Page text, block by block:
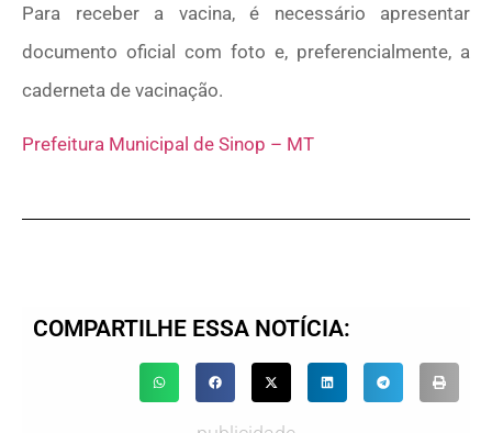
Para receber a vacina, é necessário apresentar
documento oficial com foto e, preferencialmente, a
caderneta de vacinação.
Prefeitura Municipal de Sinop – MT
COMPARTILHE ESSA NOTÍCIA: